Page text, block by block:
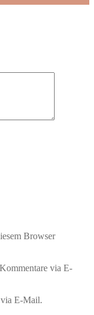
Browser
via E-
E-Mail.